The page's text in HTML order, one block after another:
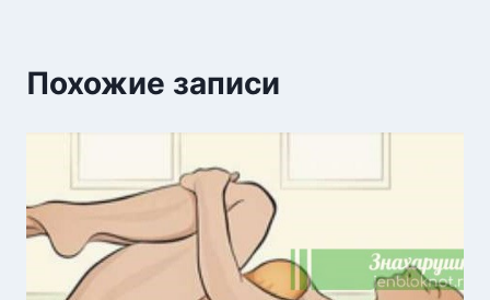
Похожие записи